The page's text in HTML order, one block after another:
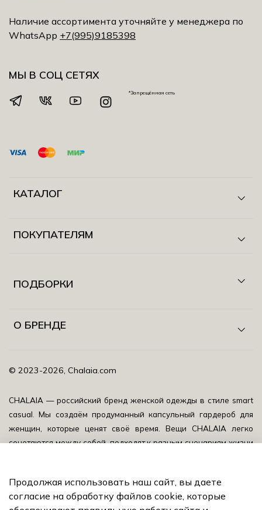
КАТАЛОГ
ПОКУПАТЕЛЯМ
ПОДБОРКИ
О БРЕНДЕ
Наличие ассортимента уточняйте у менеджера по
WhatsApp +7(995)9185398
МЫ В СОЦ СЕТЯХ
*Запрещённая сеть
©️ 2023-2026, Chalaia.com
CHALAIA — российский бренд женской одежды в стиле smart
casual.
Мы создаём продуманный капсульный гардероб для
женщин, которые ценят своё время. Вещи CHALAIA легко
сочетаются между собой, подходят к разным сценариям жизни
ткани, выверенный крой, универсальные оттенки и детали,
которые не забирают внимание на себя, а подчёркивают
Продолжая использовать наш сайт, вы даете
согласие на обработку файлов cookie, которые